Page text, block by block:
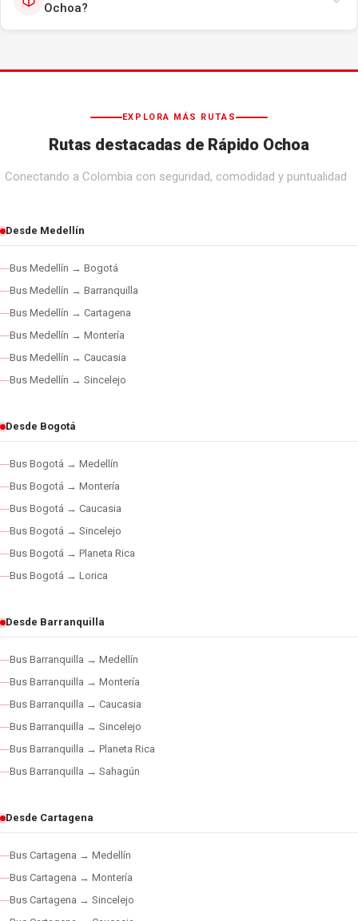
Ochoa?
EXPLORA MÁS RUTAS
Rutas destacadas de Rápido Ochoa
Conectando a Colombia con seguridad, comodidad y puntualidad
Desde Medellín
Bus Medellín → Bogotá
Bus Medellín → Barranquilla
Bus Medellín → Cartagena
Bus Medellín → Montería
Bus Medellín → Caucasia
Bus Medellín → Sincelejo
Desde Bogotá
Bus Bogotá → Medellín
Bus Bogotá → Montería
Bus Bogotá → Caucasia
Bus Bogotá → Sincelejo
Bus Bogotá → Planeta Rica
Bus Bogotá → Lorica
Desde Barranquilla
Bus Barranquilla → Medellín
Bus Barranquilla → Montería
Bus Barranquilla → Caucasia
Bus Barranquilla → Sincelejo
Bus Barranquilla → Planeta Rica
Bus Barranquilla → Sahagún
Desde Cartagena
Bus Cartagena → Medellín
Bus Cartagena → Montería
Bus Cartagena → Sincelejo